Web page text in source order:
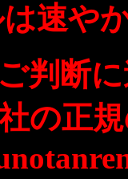
は速や
判断
の正